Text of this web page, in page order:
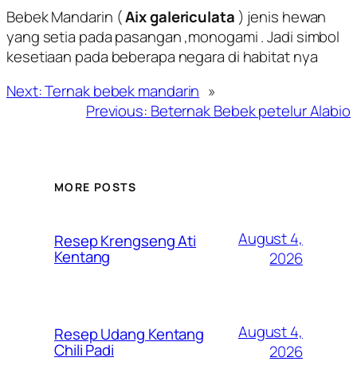
Bebek Mandarin (Aix galericulata ) jenis hewan
yang setia pada pasangan ,monogami . Jadi simbol
kesetiaan pada beberapa negara di habitat nya
Next:Ternak bebek mandarin »
Previous: Beternak Bebek petelur Alabio
MORE POSTS
Resep Krengseng Ati
Kentang
August 4,
2026
Resep Udang Kentang
Chili Padi
August 4,
2026